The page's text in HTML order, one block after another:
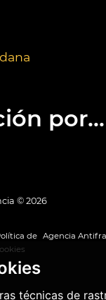
técnicas de
por...
© 2026
de Agencia